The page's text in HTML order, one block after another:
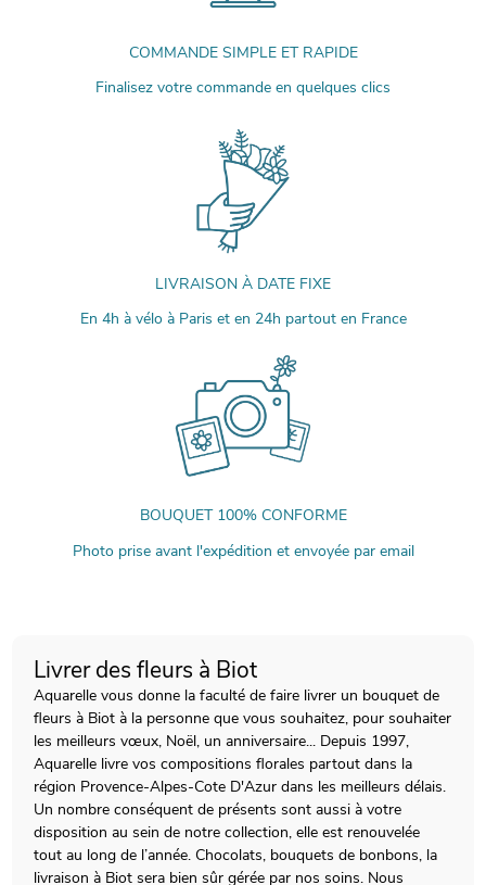
COMMANDE SIMPLE ET RAPIDE
Finalisez votre commande en quelques clics
LIVRAISON À DATE FIXE
En 4h à vélo à Paris et en 24h partout en France
BOUQUET 100% CONFORME
Photo prise avant l'expédition et envoyée par email
Livrer des fleurs à Biot
Aquarelle vous donne la faculté de faire livrer un bouquet de
fleurs à Biot à la personne que vous souhaitez, pour souhaiter
les meilleurs vœux, Noël, un anniversaire... Depuis 1997,
Aquarelle livre vos compositions florales partout dans la
région Provence-Alpes-Cote D'Azur dans les meilleurs délais.
Un nombre conséquent de présents sont aussi à votre
disposition au sein de notre collection, elle est renouvelée
tout au long de l’année. Chocolats, bouquets de bonbons, la
livraison à Biot sera bien sûr gérée par nos soins. Nous